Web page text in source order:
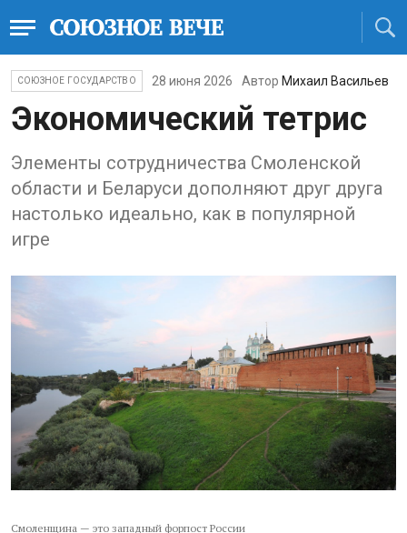
СОЮЗНОЕ ГОСУДАРСТВО 28 июня 2026 Автор Михаил Васильев
Экономический тетрис
Элементы сотрудничества Смоленской
области и Беларуси дополняют друг друга
настолько идеально, как в популярной
игре
Смоленщина — это западный форпост России